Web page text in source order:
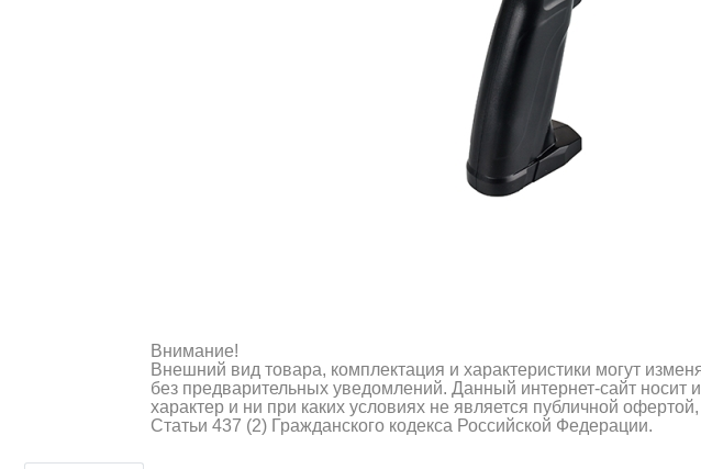
Внимание!
Внешний вид товара, комплектация и характеристики могут
без предварительных уведомлений. Данный интернет-сайт
характер и ни при каких условиях не является публичной
Статьи 437 (2) Гражданского кодекса Российской Федерации.